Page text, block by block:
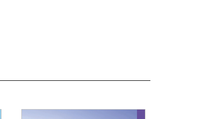
da ovest a est e poi nel rientro da